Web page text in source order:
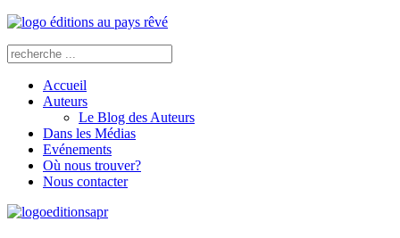
Accueil
Auteurs
Le Blog des Auteurs
Dans les Médias
Evénements
Où nous trouver?
Nous contacter